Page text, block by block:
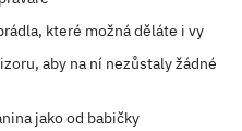
které možná děláte i vy
aby na ní nezůstaly žádné
jako od babičky